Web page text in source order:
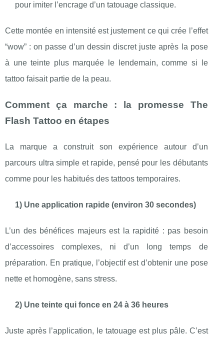
pour imiter l’encrage d’un tatouage classique.
Cette montée en intensité est justement ce qui crée l’effet
“wow” : on passe d’un dessin discret juste après la pose
à une teinte plus marquée le lendemain, comme si le
tattoo faisait partie de la peau.
Comment ça marche : la promesse The
Flash Tattoo en étapes
La marque a construit son expérience autour d’un
parcours ultra simple et rapide, pensé pour les débutants
comme pour les habitués des tattoos temporaires.
1) Une application rapide (environ 30 secondes)
L’un des bénéfices majeurs est la rapidité : pas besoin
d’accessoires complexes, ni d’un long temps de
préparation. En pratique, l’objectif est d’obtenir une pose
nette et homogène, sans stress.
2) Une teinte qui fonce en 24 à 36 heures
Juste après l’application, le tatouage est plus pâle. C’est